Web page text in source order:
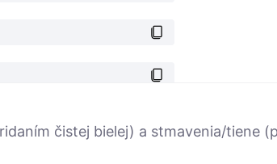
čistej bielej) a stmavenia/tiene